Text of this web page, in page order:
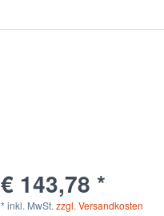
€ 143,78 *
* inkl. MwSt.zzgl. Versandkosten